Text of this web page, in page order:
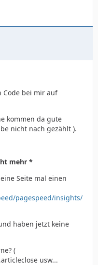
bei mir auf
kommen da gute
nicht nach gezählt ).
mehr *
Seite mal einen
pagespeed/insights/
haben jetzt keine
(
usw...